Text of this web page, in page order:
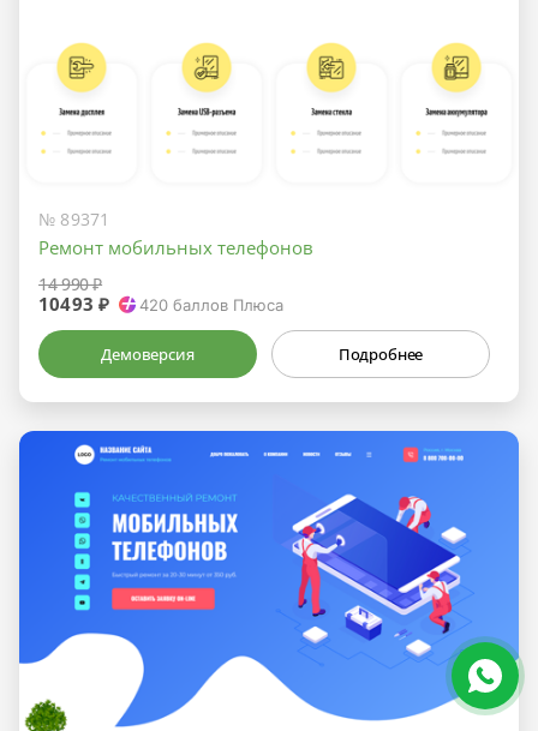
№ 89371
Ремонт мобильных телефонов
14 990 ₽
10493 ₽ 420 баллов Плюса
Демоверсия Подробнее